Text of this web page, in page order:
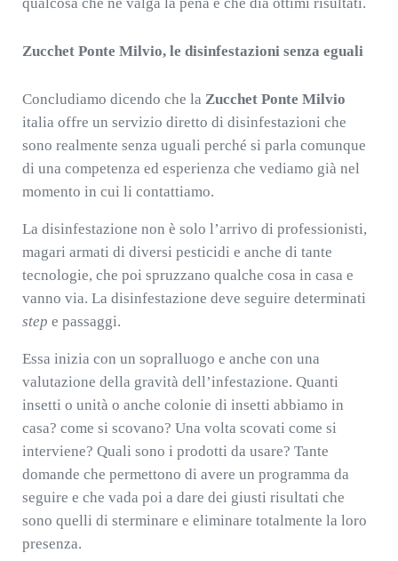
qualcosa che ne valga la pena e che dia ottimi risultati.
Zucchet Ponte Milvio, le disinfestazioni senza eguali
Concludiamo dicendo che la Zucchet Ponte Milvio
italia offre un servizio diretto di disinfestazioni che
sono realmente senza uguali perché si parla comunque
di una competenza ed esperienza che vediamo già nel
momento in cui li contattiamo.
La disinfestazione non è solo l’arrivo di professionisti,
magari armati di diversi pesticidi e anche di tante
tecnologie, che poi spruzzano qualche cosa in casa e
vanno via. La disinfestazione deve seguire determinati
step e passaggi.
Essa inizia con un sopralluogo e anche con una
valutazione della gravità dell’infestazione. Quanti
insetti o unità o anche colonie di insetti abbiamo in
casa? come si scovano? Una volta scovati come si
interviene? Quali sono i prodotti da usare? Tante
domande che permettono di avere un programma da
seguire e che vada poi a dare dei giusti risultati che
sono quelli di sterminare e eliminare totalmente la loro
presenza.